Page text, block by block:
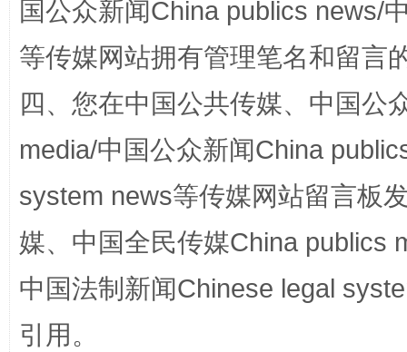
国家大学科技园优化重塑工作
国公众新闻China publics news/
等传媒网站拥有管理笔名和留言
四、您在中国公共传媒、中国公
media/中国公众新闻China
system news等传媒网站留言板
媒、中国全民传媒China publics
中国法制新闻Chinese legal
引用。